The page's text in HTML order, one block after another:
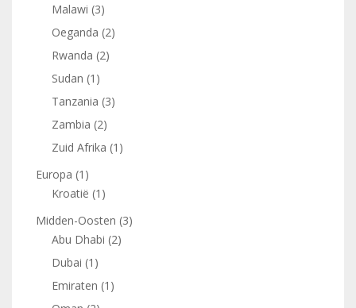
Malawi (3)
Oeganda (2)
Rwanda (2)
Sudan (1)
Tanzania (3)
Zambia (2)
Zuid Afrika (1)
Europa (1)
Kroatië (1)
Midden-Oosten (3)
Abu Dhabi (2)
Dubai (1)
Emiraten (1)